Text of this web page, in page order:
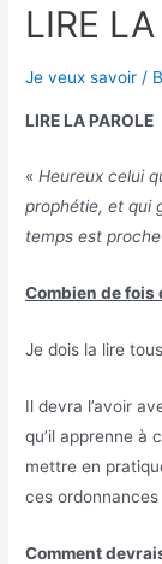
LIRE
Je veux savoir /
LIRE LA PAROLE
«Heureux celui
prophétie, et qui
temps est proche
Combien de fois
Je dois la lire
Il devra l’avoir
qu’il apprenne à
mettre en
ces ordonnances
Comment